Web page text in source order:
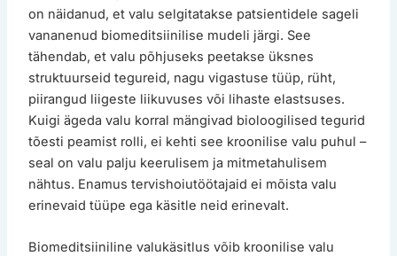
on näidanud, et valu selgitatakse patsientidele sageli
vananenud biomeditsiinilise mudeli järgi. See
tähendab, et valu põhjuseks peetakse üksnes
struktuurseid tegureid, nagu vigastuse tüüp, rüht,
piirangud liigeste liikuvuses või lihaste elastsuses.
Kuigi ägeda valu korral mängivad bioloogilised tegurid
tõesti peamist rolli, ei kehti see kroonilise valu puhul –
seal on valu palju keerulisem ja mitmetahulisem
nähtus. Enamus tervishoiutöötajaid ei mõista valu
erinevaid tüüpe ega käsitle neid erinevalt.
Biomeditsiiniline valukäsitlus võib kroonilise valu